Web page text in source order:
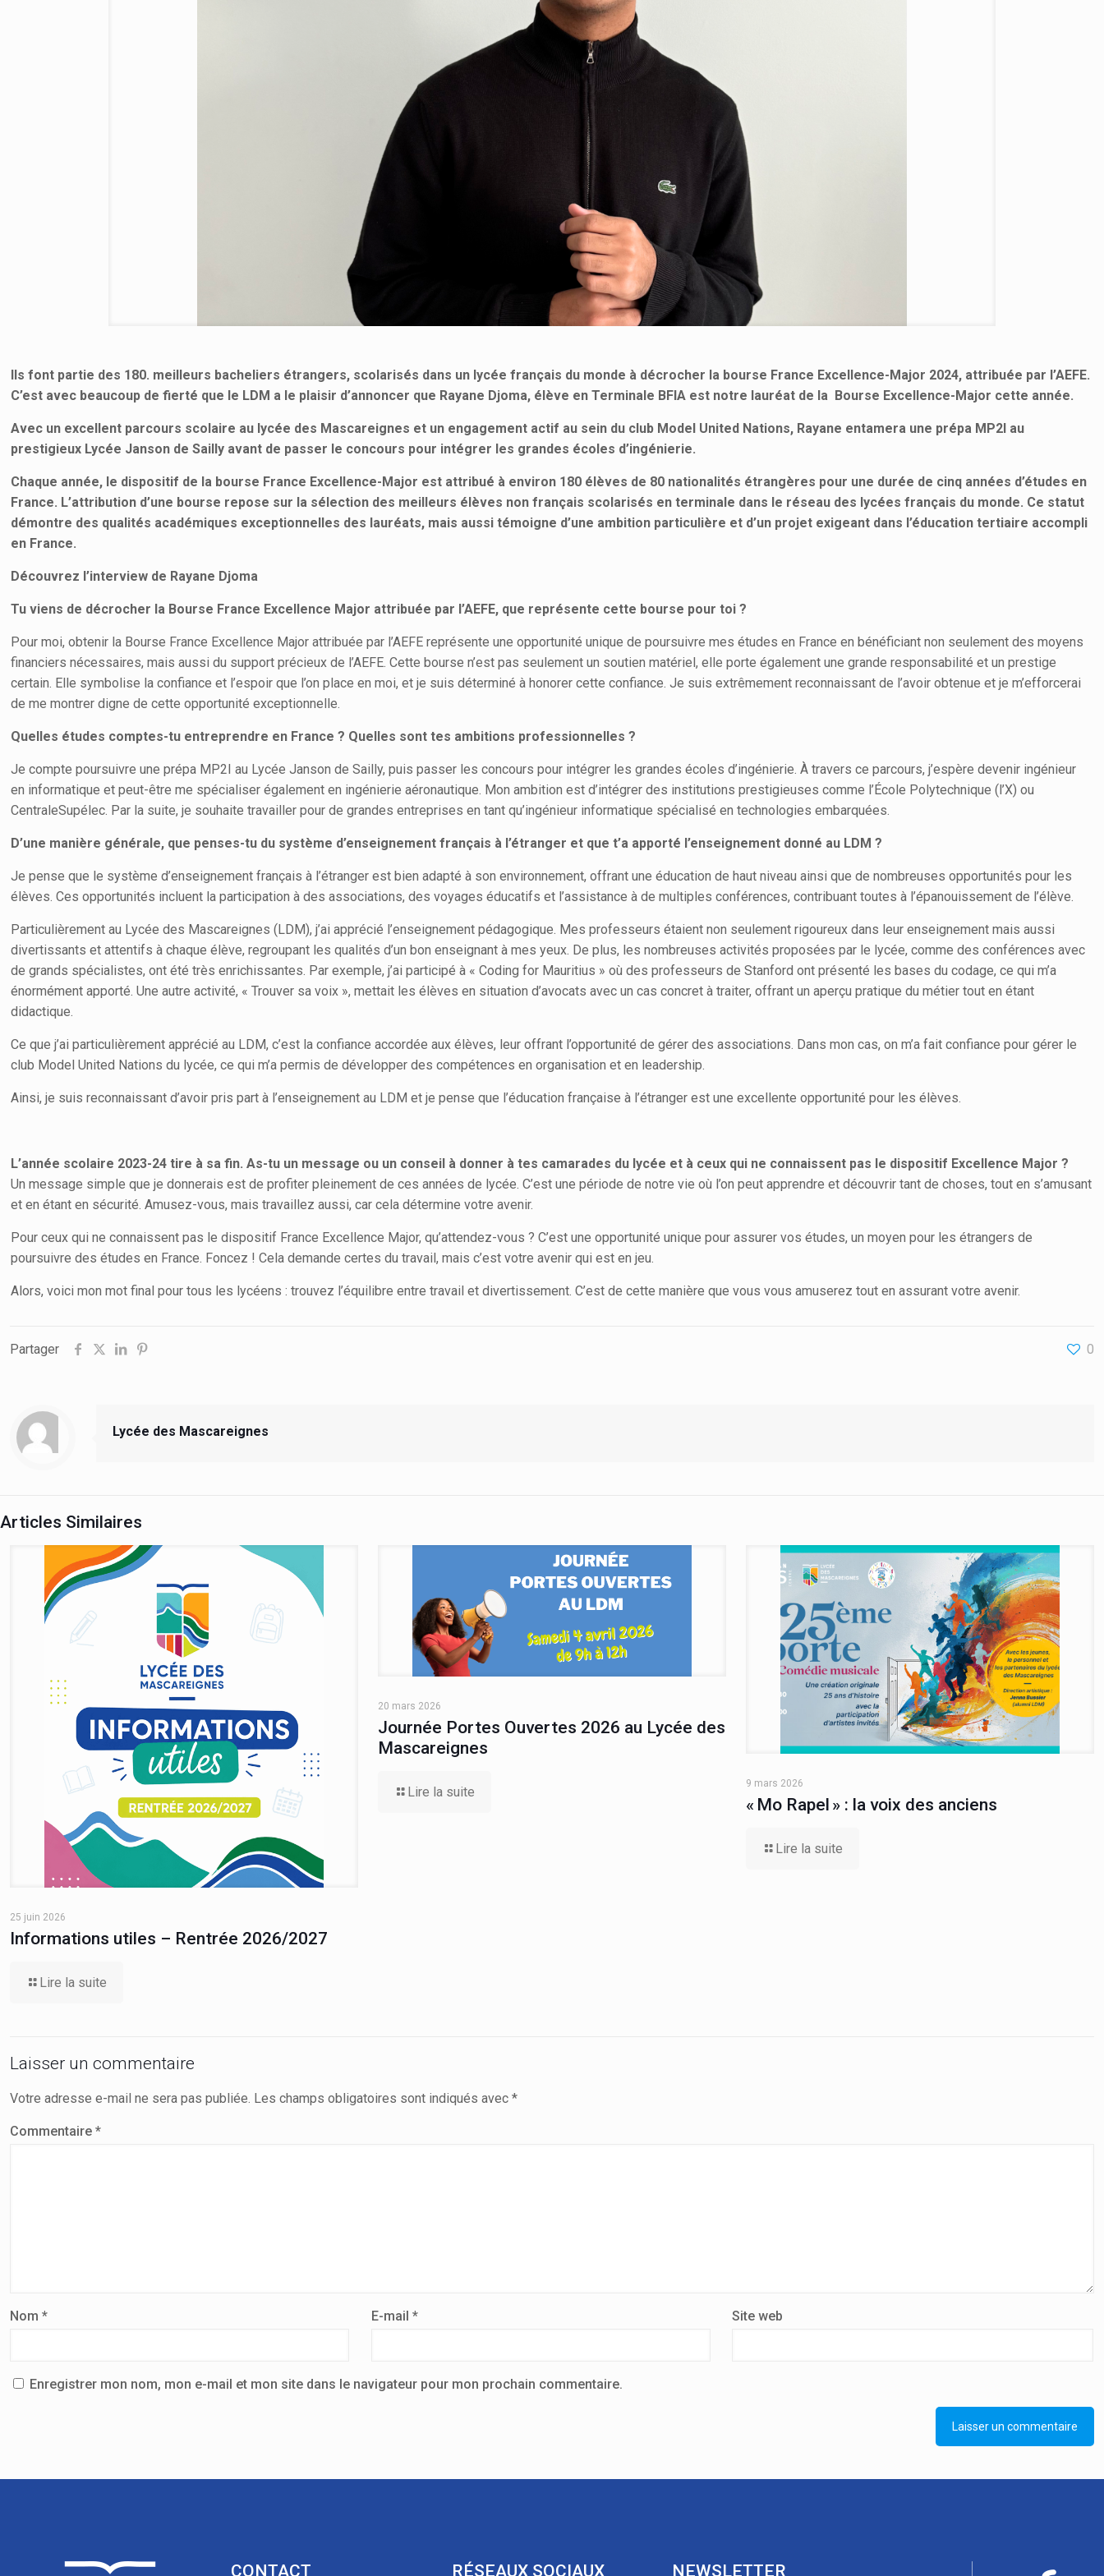
Ils font partie des 180. meilleurs bacheliers étrangers, scolarisés dans un lycée français du monde à décrocher la bourse France Excellence-Major 2024, attribuée par l’AEFE.
C’est avec beaucoup de fierté que le LDM a le plaisir d’annoncer que Rayane Djoma, élève en Terminale BFIA est notre lauréat de la Bourse Excellence-Major cette année.
Avec un excellent parcours scolaire au lycée des Mascareignes et un engagement actif au sein du club Model United Nations, Rayane entamera une prépa MP2I au
prestigieux Lycée Janson de Sailly avant de passer le concours pour intégrer les grandes écoles d’ingénierie.
Chaque année, le dispositif de la bourse France Excellence-Major est attribué à environ 180 élèves de 80 nationalités étrangères pour une durée de cinq années d’études en
France. L’attribution d’une bourse repose sur la sélection des meilleurs élèves non français scolarisés en terminale dans le réseau des lycées français du monde. Ce statut
démontre des qualités académiques exceptionnelles des lauréats, mais aussi témoigne d’une ambition particulière et d’un projet exigeant dans l’éducation tertiaire accompli
en France.
Découvrez l’interview de Rayane Djoma
Tu viens de décrocher la Bourse France Excellence Major attribuée par l’AEFE, que représente cette bourse pour toi ?
Pour moi, obtenir la Bourse France Excellence Major attribuée par l’AEFE représente une opportunité unique de poursuivre mes études en France en bénéficiant non seulement des moyens
financiers nécessaires, mais aussi du support précieux de l’AEFE. Cette bourse n’est pas seulement un soutien matériel, elle porte également une grande responsabilité et un prestige
certain. Elle symbolise la confiance et l’espoir que l’on place en moi, et je suis déterminé à honorer cette confiance. Je suis extrêmement reconnaissant de l’avoir obtenue et je m’efforcerai
de me montrer digne de cette opportunité exceptionnelle.
Quelles études comptes-tu entreprendre en France ? Quelles sont tes ambitions professionnelles ?
Je compte poursuivre une prépa MP2I au Lycée Janson de Sailly, puis passer les concours pour intégrer les grandes écoles d’ingénierie. À travers ce parcours, j’espère devenir ingénieur
en informatique et peut-être me spécialiser également en ingénierie aéronautique. Mon ambition est d’intégrer des institutions prestigieuses comme l’École Polytechnique (l’X) ou
CentraleSupélec. Par la suite, je souhaite travailler pour de grandes entreprises en tant qu’ingénieur informatique spécialisé en technologies embarquées.
D’une manière générale, que penses-tu du système d’enseignement français à l’étranger et que t’a apporté l’enseignement donné au LDM ?
Je pense que le système d’enseignement français à l’étranger est bien adapté à son environnement, offrant une éducation de haut niveau ainsi que de nombreuses opportunités pour les
élèves. Ces opportunités incluent la participation à des associations, des voyages éducatifs et l’assistance à de multiples conférences, contribuant toutes à l’épanouissement de l’élève.
Particulièrement au Lycée des Mascareignes (LDM), j’ai apprécié l’enseignement pédagogique. Mes professeurs étaient non seulement rigoureux dans leur enseignement mais aussi
divertissants et attentifs à chaque élève, regroupant les qualités d’un bon enseignant à mes yeux. De plus, les nombreuses activités proposées par le lycée, comme des conférences avec
de grands spécialistes, ont été très enrichissantes. Par exemple, j’ai participé à « Coding for Mauritius » où des professeurs de Stanford ont présenté les bases du codage, ce qui m’a
énormément apporté. Une autre activité, « Trouver sa voix », mettait les élèves en situation d’avocats avec un cas concret à traiter, offrant un aperçu pratique du métier tout en étant
didactique.
Ce que j’ai particulièrement apprécié au LDM, c’est la confiance accordée aux élèves, leur offrant l’opportunité de gérer des associations. Dans mon cas, on m’a fait confiance pour gérer le
club Model United Nations du lycée, ce qui m’a permis de développer des compétences en organisation et en leadership.
Ainsi, je suis reconnaissant d’avoir pris part à l’enseignement au LDM et je pense que l’éducation française à l’étranger est une excellente opportunité pour les élèves.
L’année scolaire 2023-24 tire à sa fin. As-tu un message ou un conseil à donner à tes camarades du lycée et à ceux qui ne connaissent pas le dispositif Excellence Major ?
Un message simple que je donnerais est de profiter pleinement de ces années de lycée. C’est une période de notre vie où l’on peut apprendre et découvrir tant de choses, tout en s’amusant
et en étant en sécurité. Amusez-vous, mais travaillez aussi, car cela détermine votre avenir.
Pour ceux qui ne connaissent pas le dispositif France Excellence Major, qu’attendez-vous ? C’est une opportunité unique pour assurer vos études, un moyen pour les étrangers de
poursuivre des études en France. Foncez ! Cela demande certes du travail, mais c’est votre avenir qui est en jeu.
Alors, voici mon mot final pour tous les lycéens : trouvez l’équilibre entre travail et divertissement. C’est de cette manière que vous vous amuserez tout en assurant votre avenir.
Partager 0
Lycée des Mascareignes
Articles Similaires
25 juin 2026
Informations utiles – Rentrée 2026/2027
Lire la suite
20 mars 2026
Journée Portes Ouvertes 2026 au Lycée des
Mascareignes
Lire la suite
9 mars 2026
« Mo Rapel » : la voix des anciens
Lire la suite
Laisser un commentaire
Votre adresse e-mail ne sera pas publiée. Les champs obligatoires sont indiqués avec *
Commentaire *
Nom * E-mail * Site web
Enregistrer mon nom, mon e-mail et mon site dans le navigateur pour mon prochain commentaire.
CONTACT RÉSEAUX SOCIAUX NEWSLETTER